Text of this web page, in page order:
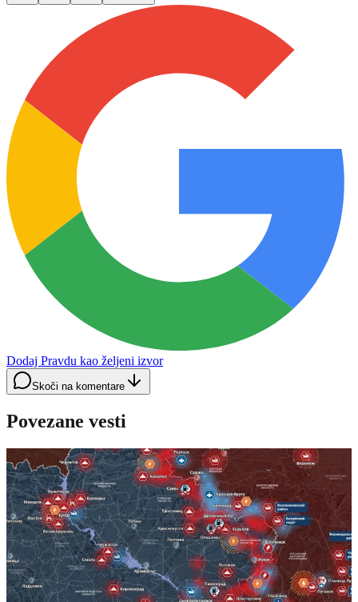
Dodaj Pravdu kao željeni izvor
Skoči na komentare
Povezane vesti